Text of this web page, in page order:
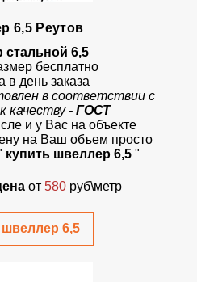
6,5 Реутов
стальной 6,5
бесплатно
в день заказа
в соответствии с
качеству - ГОСТ
и у Вас на объекте
на Ваш объем просто
купить швеллер 6,5 "
от 580 руб\метр
швеллер 6,5